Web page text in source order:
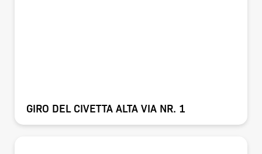
GIRO DEL CIVETTA ALTA VIA NR. 1